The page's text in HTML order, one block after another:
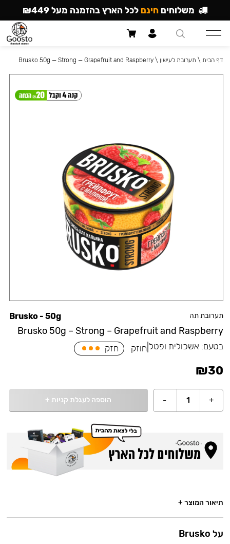
תערובת תה
Brusko 50g – Strong – Grapefruit and Raspberry
Brusko - 50g
בטעם: אשכולית ופטל חוזק חזק
₪30
+
1
- הוספה לעגלת קניות +
דף הבית \ תערובת לעישון \
Brusko 50g — Strong — Grapefruit and Raspberry
תיאור המוצר +
על Brusko
משלוחים חינם לכל הארץ בהזמנה מעל ₪449